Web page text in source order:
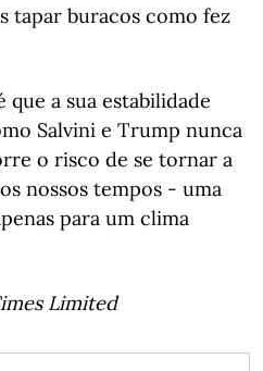
tapar buracos como fez
que a sua estabilidade
Salvini e Trump nunca
o risco de se tornar a
nossos tempos - uma
para um clima
Limited